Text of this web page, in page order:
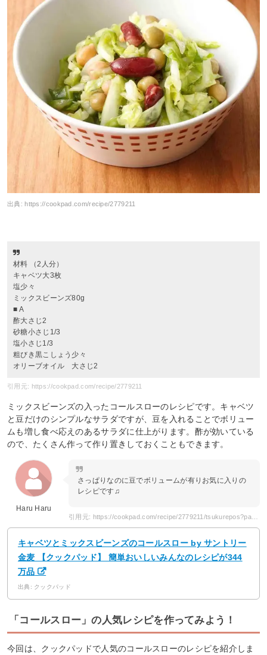
出典: https://cookpad.com/recipe/2779211
材料 （2人分）
キャベツ大3枚
塩少々
ミックスビーンズ80g
■ A
酢大さじ2
砂糖小さじ1/3
塩小さじ1/3
粗びき黒こしょう少々
オリーブオイル 大さじ2
引用元: https://cookpad.com/recipe/2779211
ミックスビーンズの入ったコールスローのレシピです。キャベツ
と豆だけのシンプルなサラダですが、豆を入れることでボリュー
ムも増し食べ応えのあるサラダに仕上がります。酢が効いている
ので、たくさん作って作り置きしておくこともできます。
Haru Haru
さっぱりなのに豆でボリュームが有りお気に入りの
レシピです♫
引用元: https://cookpad.com/recipe/2779211/tsukurepos?page=2
キャベツとミックスビーンズのコールスロー by サントリー
金麦 【クックパッド】 簡単おいしいみんなのレシピが344
万品
出典: クックパッド
「コールスロー」の人気レシピを作ってみよう！
今回は、クックパッドで人気のコールスローのレシピを紹介しま